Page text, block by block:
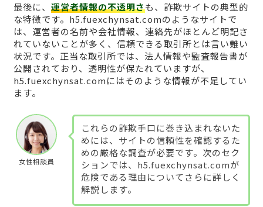
最後に、 運営者情報の不透明さも、詐欺サイトの典型的
な特徴です。h5.fuexchynsat.comのようなサイトで
は、運営者の名前や会社情報、連絡先がほとんど明記さ
れていないことが多く、信頼できる取引所とは言い難い
状況です。正当な取引所では、法人情報や監査報告書が
公開されており、透明性が保たれていますが、
h5.fuexchynsat.comにはそのような情報が不足してい
ます。
女性相談員
これらの詐欺手口に巻き込まれないた
めには、サイトの信頼性を確認するた
めの厳格な調査が必要です。次のセク
ションでは、h5.fuexchynsat.comが
危険である理由についてさらに詳しく
解説します。